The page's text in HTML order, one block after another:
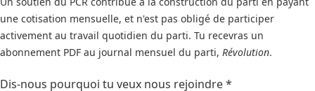
une cotisation mensuelle, et n'est pas obligé de participer
activement au travail quotidien du parti. Tu recevras un
abonnement PDF au journal mensuel du parti, Révolution.
Dis-nous pourquoi tu veux nous rejoindre*